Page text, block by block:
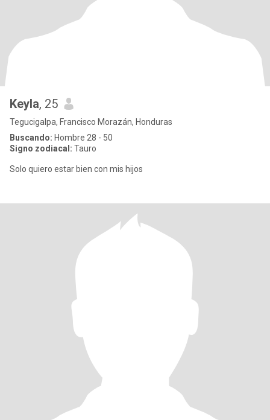
Keyla, 25
Tegucigalpa, Francisco Morazán, Honduras
Buscando: Hombre 28 - 50
Signo zodiacal: Tauro
Solo quiero estar bien con mis hijos